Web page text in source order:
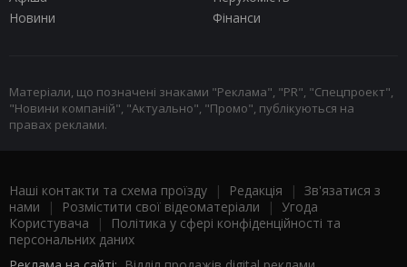
Новини
Фінанси
Матеріали, що позначені знаками "Реклама", "PR", "Спецпроект",
"Новини компаній", "Актуально", "Промо", публікуються на
правах реклами.
Наші контакти та схема проїзду | Редакція | Зв'язатися з
нами | Розмістити свої відеоматеріали | Угода
Користувача |
Політика у сфері конфіденційності та
персональних даних